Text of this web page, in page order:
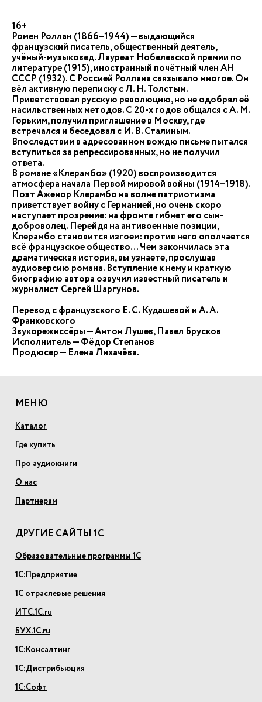
16+
Ромен Роллан (1866–1944) — выдающийся
французский писатель, общественный деятель,
учёный-музыковед. Лауреат Нобелевской премии по
литературе (1915), иностранный почётный член АН
СССР (1932). С Россией Роллана связывало многое. Он
вёл активную переписку с Л. Н. Толстым.
Приветствовал русскую революцию, но не одобрял её
насильственных методов. С 20-х годов общался с А. М.
Горьким, получил приглашение в Москву, где
встречался и беседовал с И. В. Сталиным.
Впоследствии в адресованном вождю письме пытался
вступиться за репрессированных, но не получил
ответа.
В романе «Клерамбо» (1920) воспроизводится
атмосфера начала Первой мировой войны (1914–1918).
Поэт Аженор Клерамбо на волне патриотизма
приветствует войну с Германией, но очень скоро
наступает прозрение: на фронте гибнет его сын-
доброволец. Перейдя на антивоенные позиции,
Клерамбо становится изгоем: против него ополчается
всё французское общество… Чем закончилась эта
драматическая история, вы узнаете, прослушав
аудиоверсию романа. Вступление к нему и краткую
биографию автора озвучил известный писатель и
журналист Сергей Шаргунов.
Перевод с французского Е. С. Кудашевой и А. А.
Франковского
Звукорежиссёры — Антон Лушев, Павел Брусков
Исполнитель — Фёдор Степанов
Продюсер — Елена Лихачёва.
МЕНЮ
Каталог
Где купить
Про аудиокниги
О нас
Партнерам
ДРУГИЕ САЙТЫ 1С
Образовательные программы 1С
1С:Предприятие
1С отраслевые решения
ИТС.1С.ru
БУХ.1С.ru
1С:Консалтинг
1С:Дистрибьюция
1С:Софт